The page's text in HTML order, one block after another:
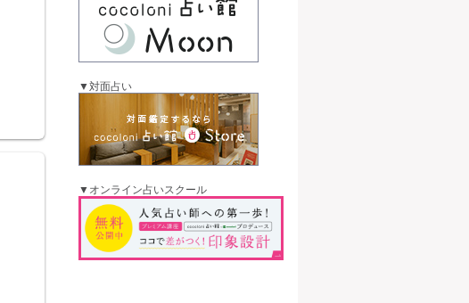
▼対面占い
▼オンライン占いスクール